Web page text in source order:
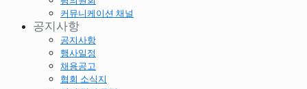
커뮤니케이션 채널
공지사항
공지사항
행사일정
채용공고
협회 소식지